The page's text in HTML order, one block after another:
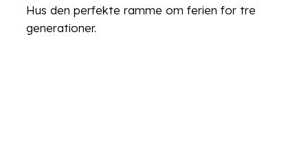
Hus den perfekte ramme om ferien for tre
generationer.